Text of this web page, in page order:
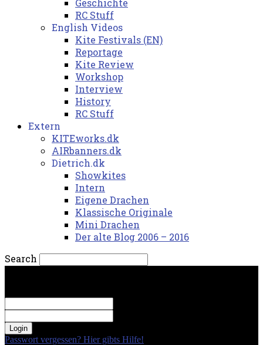
Geschichte
RC Stuff
English Videos
Kite Festivals (EN)
Reportage
Kite Review
Workshop
Interview
History
RC Stuff
Extern
KITEworks.dk
AIRbanners.dk
Dietrich.dk
Showkites
Intern
Eigene Drachen
Klassische Originale
Mini Drachen
Der alte Blog 2006 – 2016
Search
Passwort vergessen? Hier gibts Hilfe!